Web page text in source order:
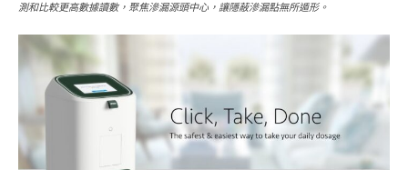
測和比較更高數據讀數，聚焦滲漏源頭中心，讓隱蔽滲漏點無所遁形。